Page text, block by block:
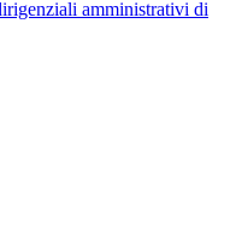
amministrativi di